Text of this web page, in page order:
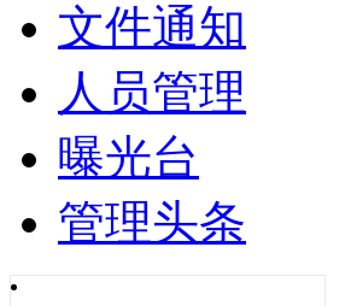
文件通知
人员管理
曝光台
管理头条